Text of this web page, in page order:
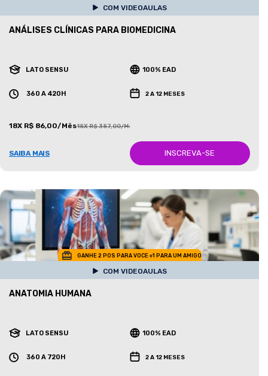
COM VIDEOAULAS
ANÁLISES CLÍNICAS PARA BIOMEDICINA
LATO SENSU 100% EAD
360 A 420H 2 A 12 MESES
18X R$ 86,00/Mês18X R$ 387,00/Mês
SAIBA MAIS INSCREVA-SE
GANHE 2 POS PARA VOCE +1 PARA UM AMIGO
COM VIDEOAULAS
ANATOMIA HUMANA
LATO SENSU 100% EAD
360 A 720H 2 A 12 MESES